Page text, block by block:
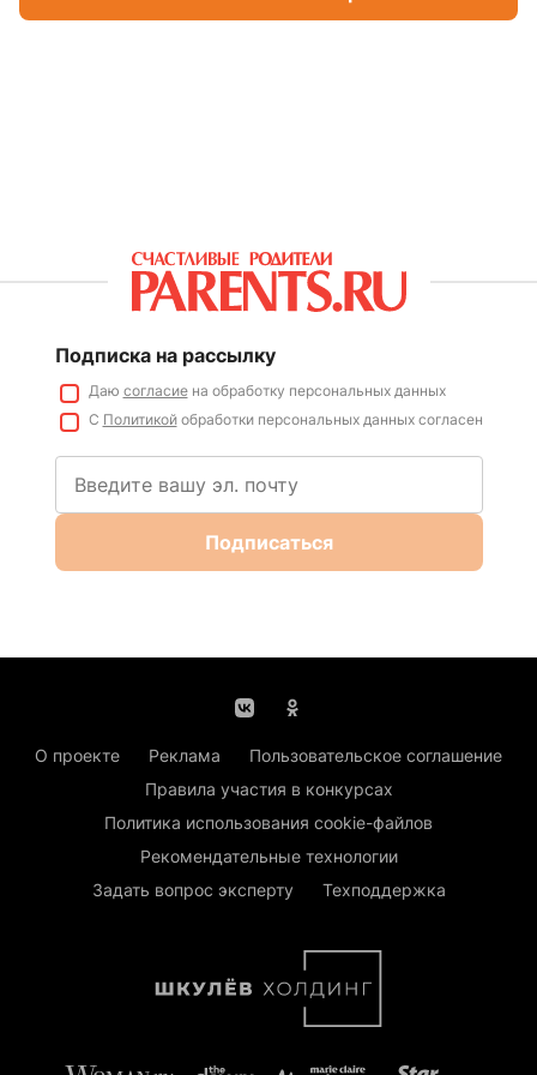
Подписка на рассылку
Даю согласиена обработку персональных данных
С Политикойобработки персональных данных согласен
Подписаться
О проекте Реклама
Пользовательское соглашение
Правила участия в конкурсах
Политика использования cookie-файлов
Рекомендательные технологии
Задать вопрос эксперту
Техподдержка